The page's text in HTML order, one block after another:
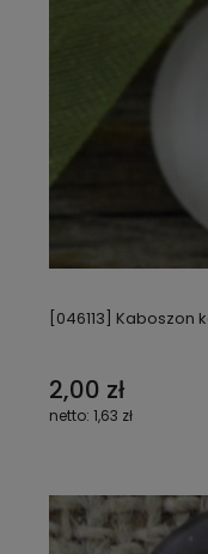
[046113] Kaboszon
2,00 zł
1,63 zł